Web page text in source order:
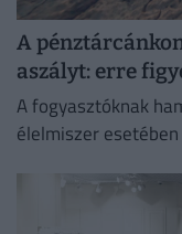
A
aszályt: erre
A fogyasztóknak
élelmiszer